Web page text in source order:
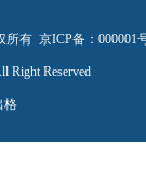
所有 京ICP备：000001
Right Reserved
格